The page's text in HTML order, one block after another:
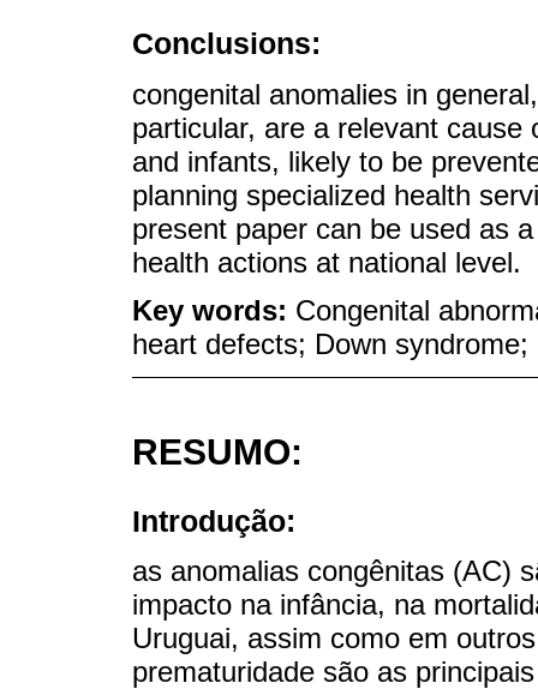
Conclusions:
congenital anomalies in
particular, are a relevant
and infants, likely to be
planning specialized health
present paper can be used as
health actions at national level.
Key words: Congenital
heart defects; Down
RESUMO:
Introdução:
as anomalias congênitas (AC)
impacto na infância, na
Uruguai, assim como em
prematuridade são as